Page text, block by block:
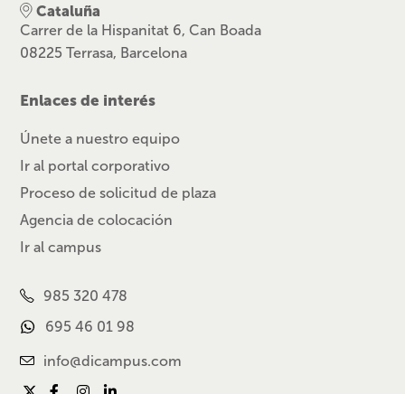
Cataluña
Carrer de la Hispanitat 6, Can Boada
08225 Terrasa, Barcelona
Enlaces de interés
Únete a nuestro equipo
Ir al portal corporativo
Proceso de solicitud de plaza
Agencia de colocación
Ir al campus
985 320 478
695 46 01 98
info@dicampus.com